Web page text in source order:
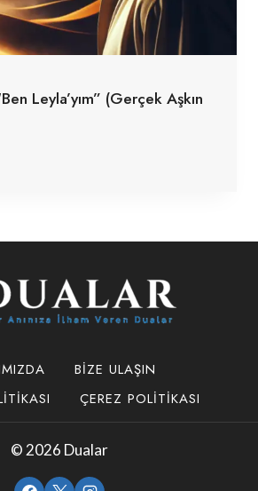
Leyla’yım” (Gerçek Aşkın
BIZE ULAŞIN
ÇEREZ POLITIKASI
© 2026 Dualar